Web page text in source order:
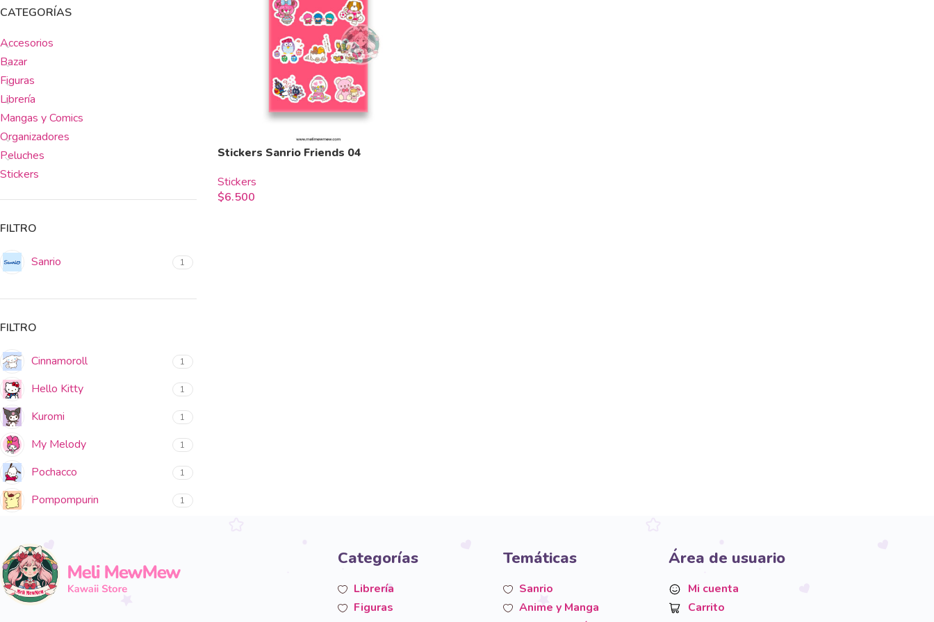
CATEGORÍAS
Accesorios
Bazar
Figuras
Librería
Mangas y Comics
Organizadores
Peluches
Stickers
FILTRO
Sanrio 1
FILTRO
Cinnamoroll 1
Hello Kitty 1
Kuromi 1
My Melody 1
Pochacco 1
Pompompurin 1
Stickers Sanrio Friends 04
Stickers
$6.500
Categorías
Librería
Figuras
Temáticas
Sanrio
Anime y Manga
Área de usuario
Mi cuenta
Carrito